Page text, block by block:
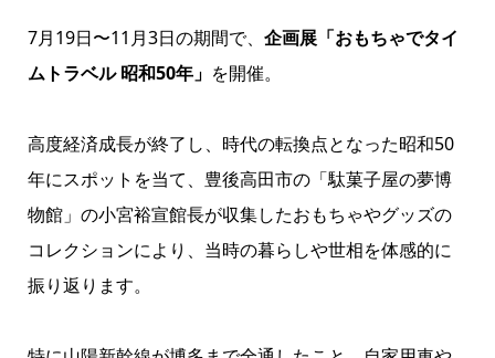
7月19日〜11月3日の期間で、 企画展「おもちゃでタイ
ムトラベル 昭和50年」 を開催。
高度経済成長が終了し、時代の転換点となった昭和50
年にスポットを当て、豊後高田市の「駄菓子屋の夢博
物館」の小宮裕宣館長が収集したおもちゃやグッズの
コレクションにより、当時の暮らしや世相を体感的に
振り返ります。